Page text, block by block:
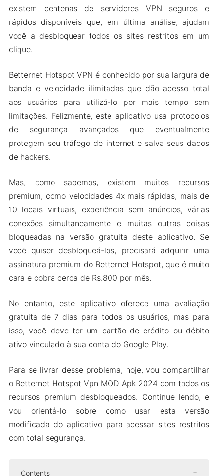
existem centenas de servidores VPN seguros e
rápidos disponíveis que, em última análise, ajudam
você a desbloquear todos os sites restritos em um
clique.
Betternet Hotspot VPN é conhecido por sua largura de
banda e velocidade ilimitadas que dão acesso total
aos usuários para utilizá-lo por mais tempo sem
limitações. Felizmente, este aplicativo usa protocolos
de segurança avançados que eventualmente
protegem seu tráfego de internet e salva seus dados
de hackers.
Mas, como sabemos, existem muitos recursos
premium, como velocidades 4x mais rápidas, mais de
10 locais virtuais, experiência sem anúncios, várias
conexões simultaneamente e muitas outras coisas
bloqueadas na versão gratuita deste aplicativo. Se
você quiser desbloqueá-los, precisará adquirir uma
assinatura premium do Betternet Hotspot, que é muito
cara e cobra cerca de Rs.800 por mês.
No entanto, este aplicativo oferece uma avaliação
gratuita de 7 dias para todos os usuários, mas para
isso, você deve ter um cartão de crédito ou débito
ativo vinculado à sua conta do Google Play.
Para se livrar desse problema, hoje, vou compartilhar
o Betternet Hotspot Vpn MOD Apk 2024 com todos os
recursos premium desbloqueados. Continue lendo, e
vou orientá-lo sobre como usar esta versão
modificada do aplicativo para acessar sites restritos
com total segurança.
Contents